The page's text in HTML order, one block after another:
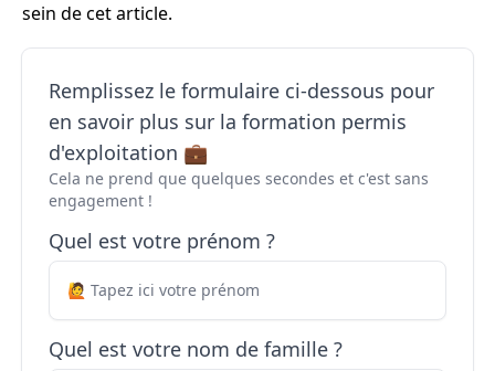
sein de cet article.
Remplissez le formulaire ci-dessous pour
en savoir plus sur la formation permis
d'exploitation 💼
Cela ne prend que quelques secondes et c'est sans
engagement !
Quel est votre prénom ?
Quel est votre nom de famille ?